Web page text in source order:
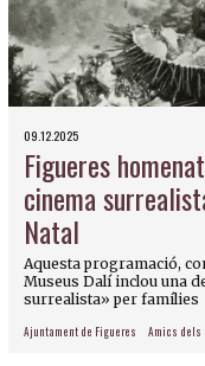
09.12.2025
Figueres
cinema
Natal
Aquesta programació,
Museus Dalí inclou una
surrealista» per famílies
Ajuntament de Figueres Amics dels